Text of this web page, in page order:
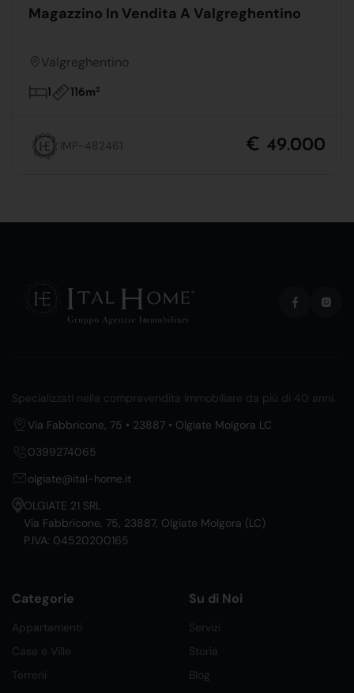
Magazzino In Vendita A Valgreghentino
Valgreghentino
1 116m2
IMP-482461 € 49.000
Specializzati nella compravendita immobiliare da più di 40 anni.
Via Fabbricone, 75 • 23887 • Olgiate Molgora LC
0399274065
olgiate@ital-home.it
OLGIATE 21 SRL
Via Fabbricone, 75, 23887, Olgiate Molgora (LC)
P.IVA: 04520200165
Categorie
Appartamenti
Case e Ville
Terreni
Su di Noi
Servizi
Storia
Blog